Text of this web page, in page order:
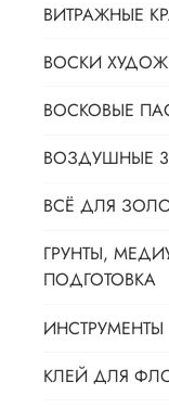
ВИТРАЖНЫЕ
ВОСКИ
ВОСКОВЫЕ
ВОЗДУШНЫЕ
ВСЁ ДЛЯ
ГРУНТЫ,
ПОДГОТОВКА
ИНСТРУМЕНТЫ
КЛЕЙ ДЛЯ